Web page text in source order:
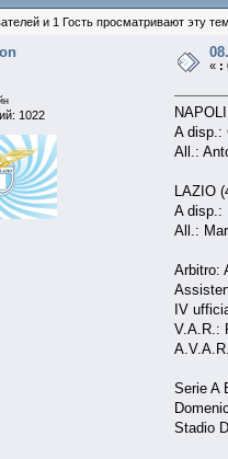
и 1 Гость просматривают эту
1022
« :
A disp.:
All.:
LAZIO
A disp.:
All.:
Arbitro:
IV
V.A.R.:
Serie A
Stadio